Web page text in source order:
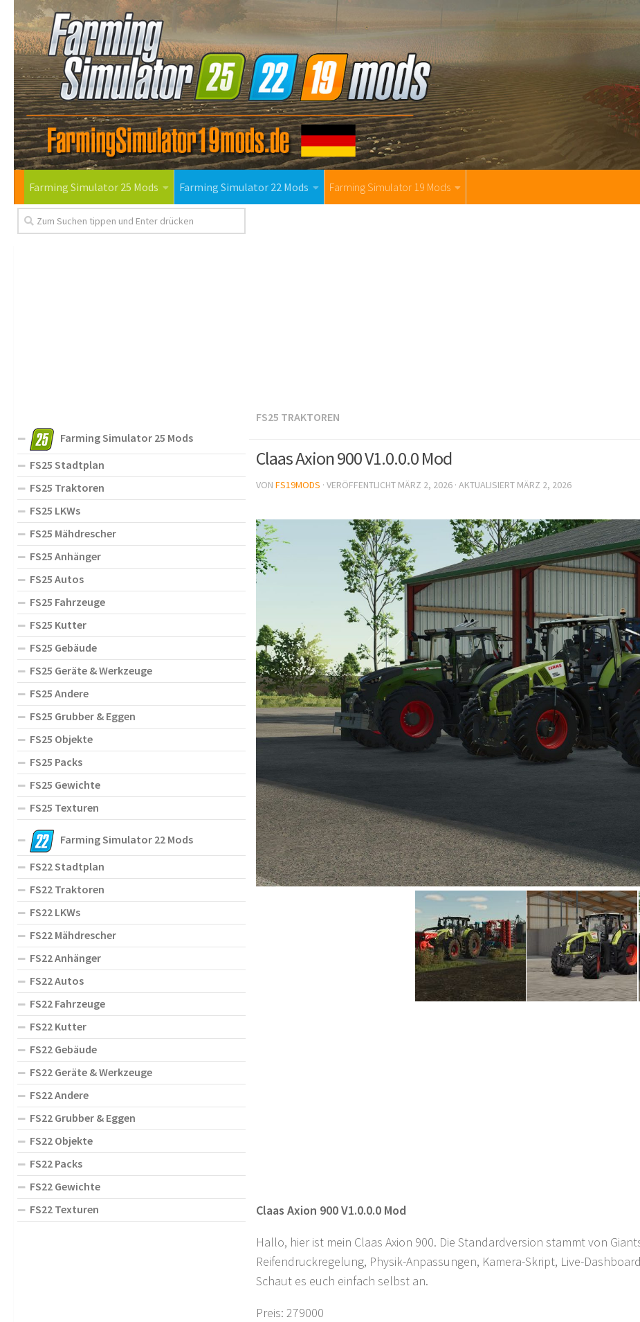
Farming Simulator 25 Mods Farming Simulator 22 Mods Farming Simulator 19 Mods
FS25 TRAKTOREN
Claas Axion 900 V1.0.0.0 Mod
VON FS19MODS · VERÖFFENTLICHT MÄRZ 2, 2026 · AKTUALISIERT MÄRZ 2, 2026
Claas Axion 900 V1.0.0.0 Mod
Hallo, hier ist mein Claas Axion 900. Die Standardversion stammt von
Reifendruckregelung, Physik-Anpassungen, Kamera-Skript, Live-
Schaut es euch einfach selbst an.
Preis: 279000
Farming Simulator 25 Mods
FS25 Stadtplan
FS25 Traktoren
FS25 LKWs
FS25 Mähdrescher
FS25 Anhänger
FS25 Autos
FS25 Fahrzeuge
FS25 Kutter
FS25 Gebäude
FS25 Geräte & Werkzeuge
FS25 Andere
FS25 Grubber & Eggen
FS25 Objekte
FS25 Packs
FS25 Gewichte
FS25 Texturen
Farming Simulator 22 Mods
FS22 Stadtplan
FS22 Traktoren
FS22 LKWs
FS22 Mähdrescher
FS22 Anhänger
FS22 Autos
FS22 Fahrzeuge
FS22 Kutter
FS22 Gebäude
FS22 Geräte & Werkzeuge
FS22 Andere
FS22 Grubber & Eggen
FS22 Objekte
FS22 Packs
FS22 Gewichte
FS22 Texturen